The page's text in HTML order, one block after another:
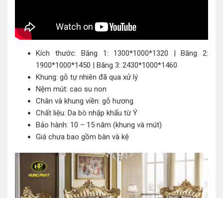
Kích thước: Băng 1: 1300*1000*1320 | Băng 2:
1900*1000*1450 | Băng 3: 2430*1000*1460
Khung: gỗ tự nhiên đã qua xử lý
Nệm mút: cao su non
Chân và khung viền: gỗ hương
Chất liệu: Da bò nhập khẩu từ Ý
Bảo hành: 10 – 15 năm (khung và mút)
Giá chưa bao gồm bàn và kệ